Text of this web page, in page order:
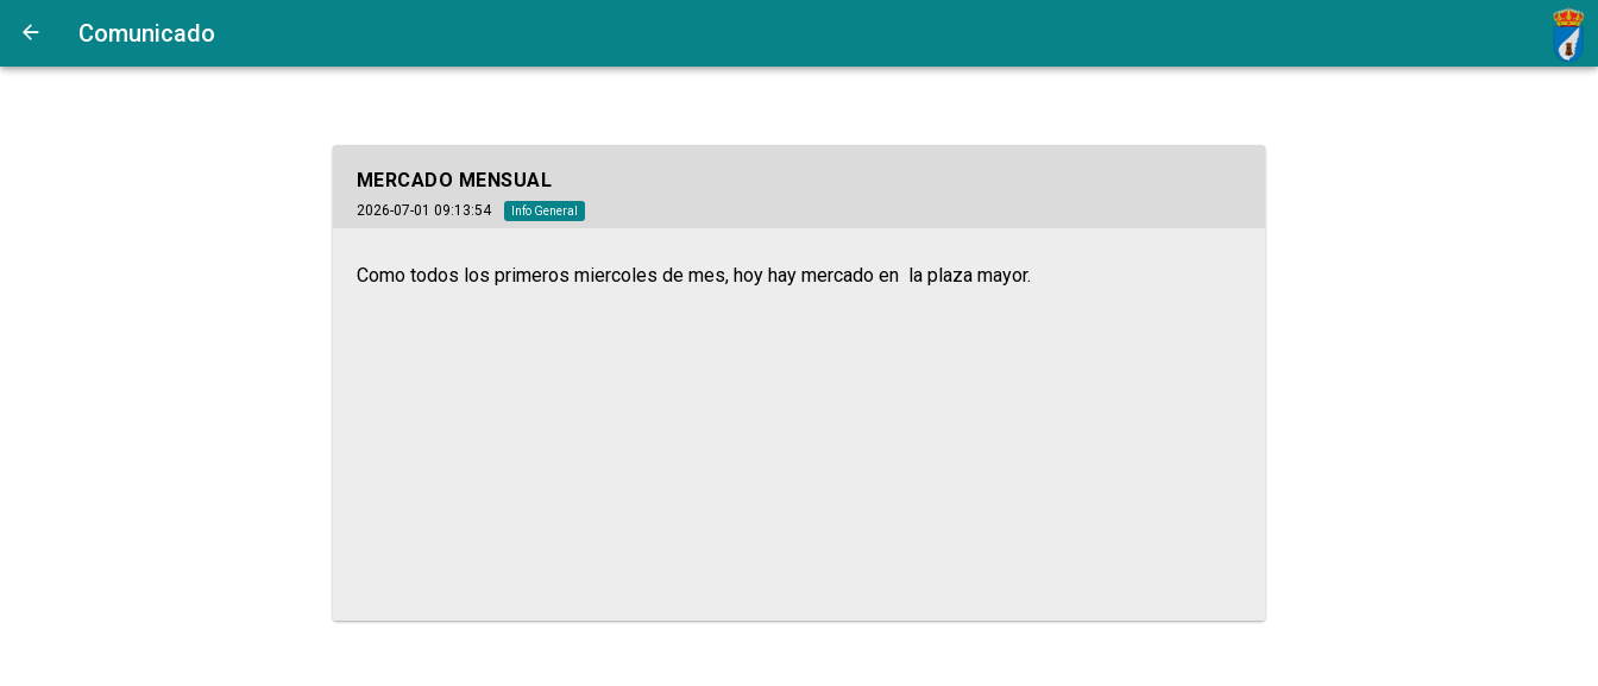
Comunicado
MERCADO MENSUAL
2026-07-01 09:13:54 Info General
Como todos los primeros miercoles de mes, hoy hay mercado en la plaza mayor.